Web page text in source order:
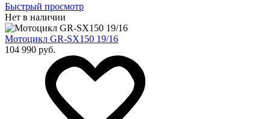
Быстрый просмотр
Нет в наличии
Мотоцикл GR-SX150 19/16
104 990 руб.